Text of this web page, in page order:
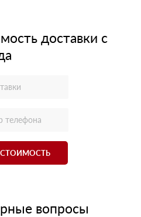
доставки с
СТОИМОСТЬ
вопросы